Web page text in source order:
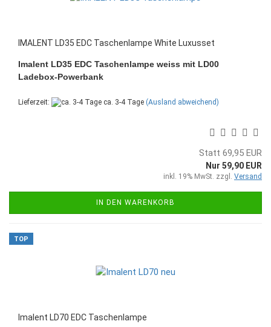
IMALENT LD35 EDC Taschenlampe White Luxusset
Imalent LD35 EDC Taschenlampe weiss mit LD00
Ladebox-Powerbank
Lieferzeit: ca. 3-4 Tage (Ausland abweichend)
Statt 69,95 EUR
Nur 59,90 EUR
inkl. 19% MwSt. zzgl. Versand
IN DEN WARENKORB
TOP
Imalent LD70 EDC Taschenlampe